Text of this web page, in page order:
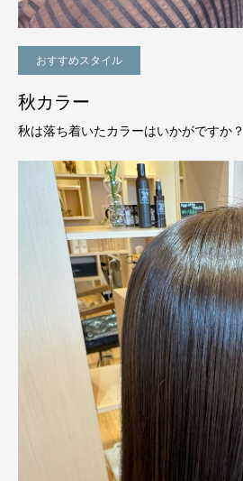
おすすめスタイル
秋カラー
秋は落ち着いたカラーはいかがですか？